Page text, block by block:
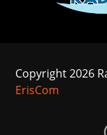
Copyright 2026
ErisCom